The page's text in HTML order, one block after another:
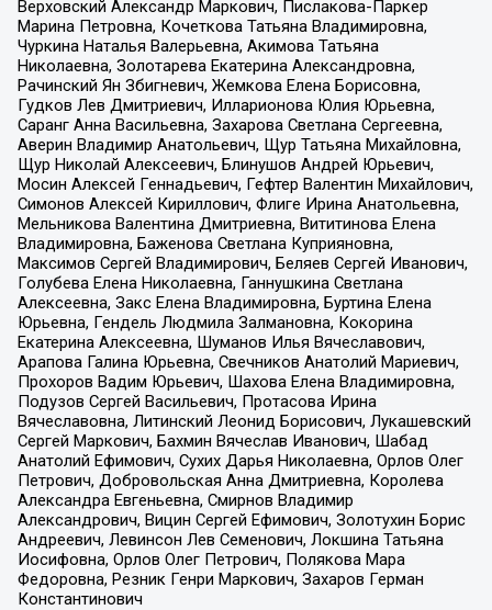
Верховский Александр Маркович, Пислакова-Паркер
Марина Петровна, Кочеткова Татьяна Владимировна,
Чуркина Наталья Валерьевна, Акимова Татьяна
Николаевна, Золотарева Екатерина Александровна,
Рачинский Ян Збигневич, Жемкова Елена Борисовна,
Гудков Лев Дмитриевич, Илларионова Юлия Юрьевна,
Саранг Анна Васильевна, Захарова Светлана Сергеевна,
Аверин Владимир Анатольевич, Щур Татьяна Михайловна,
Щур Николай Алексеевич, Блинушов Андрей Юрьевич,
Мосин Алексей Геннадьевич, Гефтер Валентин Михайлович,
Симонов Алексей Кириллович, Флиге Ирина Анатольевна,
Мельникова Валентина Дмитриевна, Вититинова Елена
Владимировна, Баженова Светлана Куприяновна,
Максимов Сергей Владимирович, Беляев Сергей Иванович,
Голубева Елена Николаевна, Ганнушкина Светлана
Алексеевна, Закс Елена Владимировна, Буртина Елена
Юрьевна, Гендель Людмила Залмановна, Кокорина
Екатерина Алексеевна, Шуманов Илья Вячеславович,
Арапова Галина Юрьевна, Свечников Анатолий Мариевич,
Прохоров Вадим Юрьевич, Шахова Елена Владимировна,
Подузов Сергей Васильевич, Протасова Ирина
Вячеславовна, Литинский Леонид Борисович, Лукашевский
Сергей Маркович, Бахмин Вячеслав Иванович, Шабад
Анатолий Ефимович, Сухих Дарья Николаевна, Орлов Олег
Петрович, Добровольская Анна Дмитриевна, Королева
Александра Евгеньевна, Смирнов Владимир
Александрович, Вицин Сергей Ефимович, Золотухин Борис
Андреевич, Левинсон Лев Семенович, Локшина Татьяна
Иосифовна, Орлов Олег Петрович, Полякова Мара
Федоровна, Резник Генри Маркович, Захаров Герман
Константинович